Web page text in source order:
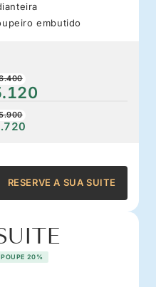
embutido
RESERVE A SUA SUITE
POUPE 20%